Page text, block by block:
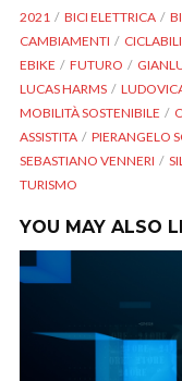
2021 BICI ELETTRICA
CAMBIAMENTI
CICLABILI
EBIKE
FUTURO
LUCAS HARMS
MOBILITÀ SOSTENIBILE
ASSISTITA
PIERANGELO
SEBASTIANO VENNERI
TURISMO
YOU MAY ALSO